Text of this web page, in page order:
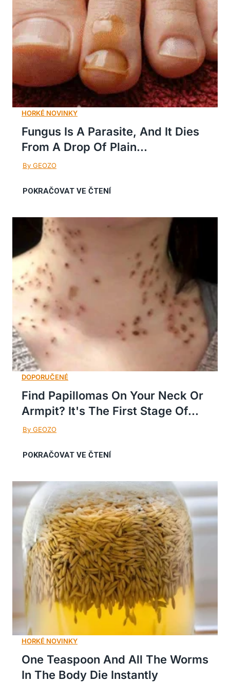
Fungus Is A Parasite, And It Dies
From A Drop Of Plain...
Find Papillomas On Your Neck Or
Armpit? It's The First Stage Of...
One Teaspoon And All The Worms
In The Body Die Instantly